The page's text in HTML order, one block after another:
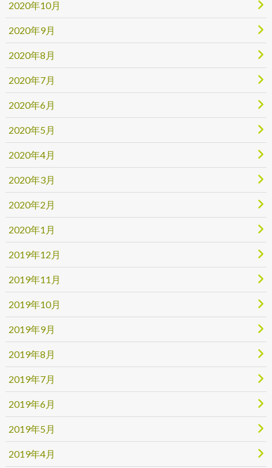
2020年10月
2020年9月
2020年8月
2020年7月
2020年6月
2020年5月
2020年4月
2020年3月
2020年2月
2020年1月
2019年12月
2019年11月
2019年10月
2019年9月
2019年8月
2019年7月
2019年6月
2019年5月
2019年4月